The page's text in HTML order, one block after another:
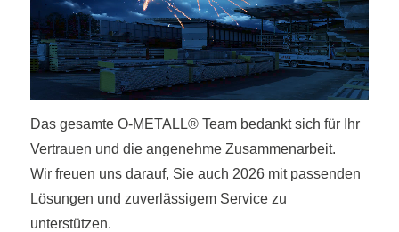
Das gesamte O-METALL® Team bedankt sich für Ihr
Vertrauen und die angenehme Zusammenarbeit.
Wir freuen uns darauf, Sie auch 2026 mit passenden
Lösungen und zuverlässigem Service zu
unterstützen.